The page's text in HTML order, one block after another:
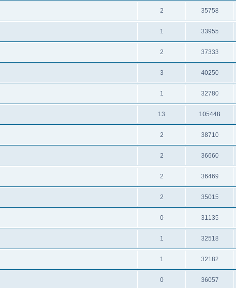
2 35758
1 33955
2 37333
3 40250
1 32780
13 105448
2 38710
2 36660
2 36469
2 35015
0 31135
1 32518
1 32182
0 36057